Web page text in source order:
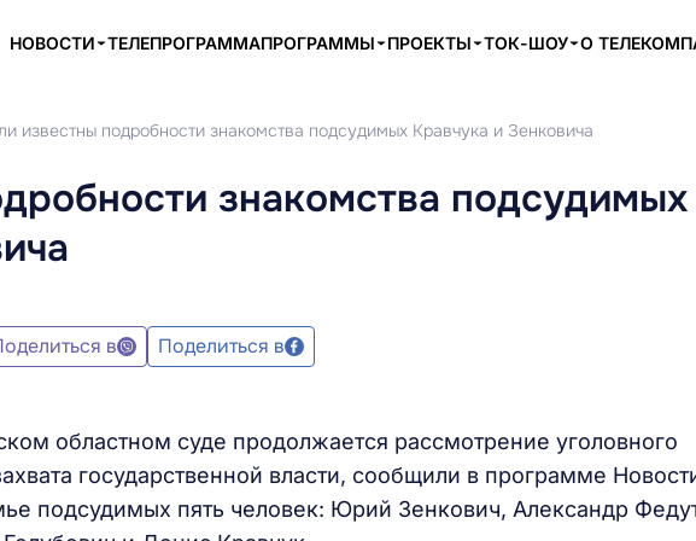
НОВОСТИ ТЕЛЕПРОГРАММАПРОГРАММЫ ПРОЕКТЫ ТОК-ШОУ О
известны подробности знакомства подсудимых Кравчука и Зенковича
знакомства подсудимых
в Поделиться в
областном суде продолжается рассмотрение уголовного
государственной власти, сообщили в программе
подсудимых пять человек: Юрий Зенкович, Александр